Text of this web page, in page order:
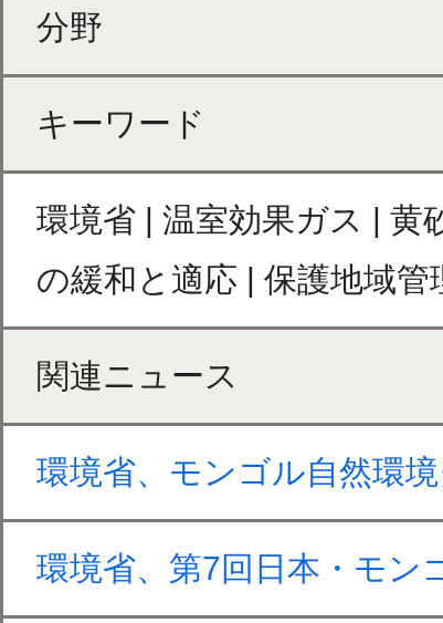
分野
キーワード
環境省 | 温室効果ガス | 黄
の緩和と適応 | 保護地域管
関連ニュース
環境省、モンゴル自然環
環境省、第7回日本・モン